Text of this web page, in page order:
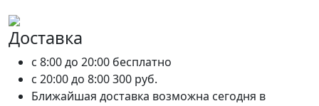
Доставка
c 8:00 до 20:00 бесплатно
c 20:00 до 8:00300 руб.
Ближайшая доставка возможна сегодня в